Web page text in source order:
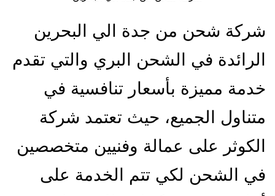
شركة شحن من جدة الي البحرين
الرائدة في الشحن البري والتي تقدم
خدمة مميزة بأسعار تنافسية في
متناول الجميع، حيث تعتمد شركة
الكوثر على عمالة وفنيين متخصصين
في الشحن لكي تتم الخدمة على